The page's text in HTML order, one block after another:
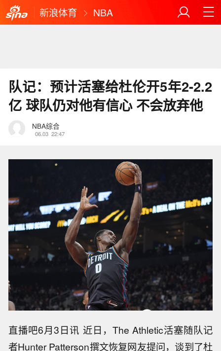
新浪体育 NBA
队记：预计活塞给杜伦开5年2-2.2
亿 球队仍对他有信心 不会放弃他
NBA综合
06.03 22:47
直播吧6月3日讯 近日，The Athletic活塞随队记
者Hunter Patterson撰文恢复网友提问，谈到了杜